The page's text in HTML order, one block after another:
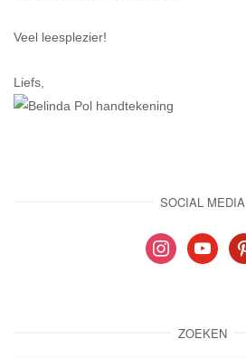
Veel leesplezier!
Liefs,
SOCIAL MEDIA
instagramyoutube
ZOEKEN